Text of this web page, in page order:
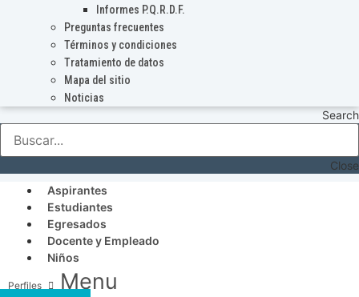
Informes P.Q.R.D.F.
Preguntas frecuentes
Términos y condiciones
Tratamiento de datos
Mapa del sitio
Noticias
Search
Close
Aspirantes
Estudiantes
Egresados
Docente y Empleado
Niños
Menu